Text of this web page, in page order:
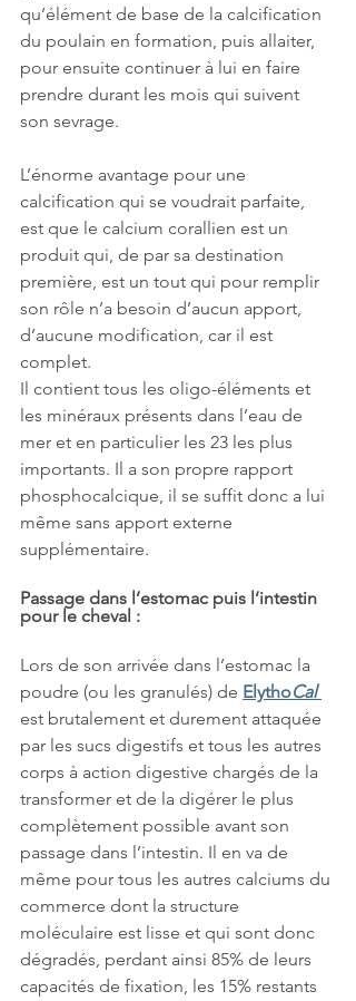
qu’élément de base de la calcification
du poulain en formation, puis allaiter,
pour ensuite continuer à lui en faire
prendre durant les mois qui suivent
son sevrage.
L’énorme avantage pour une
calcification qui se voudrait parfaite,
est que le calcium corallien est un
produit qui, de par sa destination
première, est un tout qui pour remplir
son rôle n’a besoin d’aucun apport,
d’aucune modification, car il est
complet.
Il contient tous les oligo-éléments et
les minéraux présents dans l’eau de
mer et en particulier les 23 les plus
importants. Il a son propre rapport
phosphocalcique, il se suffit donc a lui
même sans apport externe
supplémentaire.
Passage dans l’estomac puis l’intestin
pour le cheval :
Lors de son arrivée dans l’estomac la
poudre (ou les granulés) de ElythoCal
est brutalement et durement attaquée
par les sucs digestifs et tous les autres
corps à action digestive chargés de la
transformer et de la digérer le plus
complètement possible avant son
passage dans l’intestin. Il en va de
même pour tous les autres calciums du
commerce dont la structure
moléculaire est lisse et qui sont donc
dégradés, perdant ainsi 85% de leurs
capacités de fixation, les 15% restants